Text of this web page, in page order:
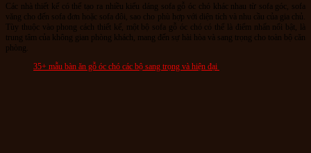
Các nhà thiết kế có thể tạo ra nhiều kiểu dáng sofa gỗ óc chó khác nhau từ sofa góc, sofa
văng cho đến sofa đơn hoặc sofa đôi, sao cho phù hợp với diện tích và nhu cầu của gia chủ.
Tùy thuộc vào phong cách thiết kế, một bộ sofa gỗ óc chó có thể là điểm nhấn nổi bật, là
trung tâm của không gian phòng khách, mang đến sự hài hòa và sang trọng cho toàn bộ căn
phòng.
35+ mẫu bàn ăn gỗ óc chó các bộ sang trọng và hiện đại